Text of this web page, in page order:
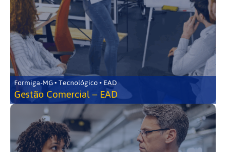
Formiga-MG • Tecnológico • EAD
Gestão Comercial – EAD